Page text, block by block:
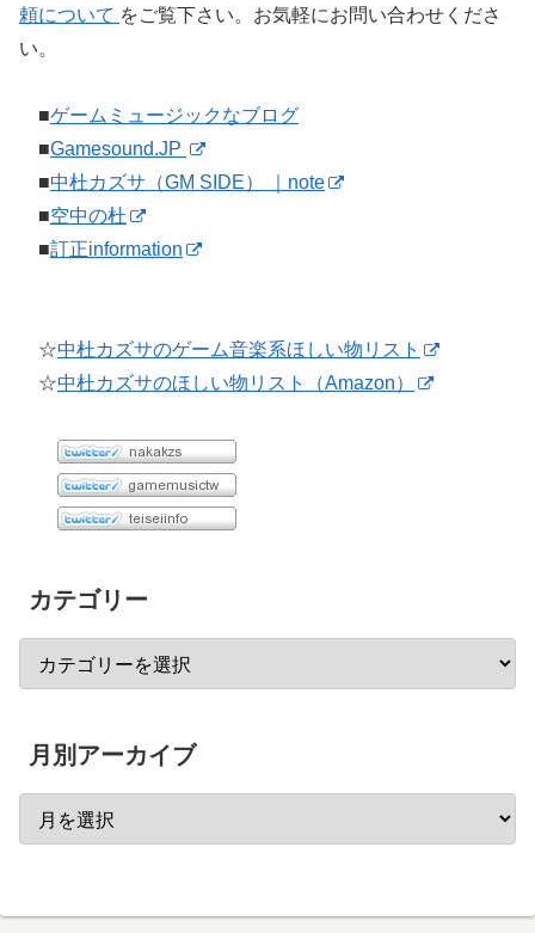
頼について をご覧下さい。お気軽にお問い合わせくださ
い。
■ゲームミュージックなブログ
■Gamesound.JP
■中杜カズサ（GM SIDE） ｜note
■空中の杜
■訂正information
☆中杜カズサのゲーム音楽系ほしい物リスト
☆中杜カズサのほしい物リスト（Amazon）
カテゴリー
月別アーカイブ